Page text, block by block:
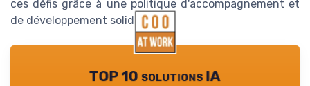
ces défis grâce à une politique d'accompagnement et
de développement solide.
TOP 10 solutions IA